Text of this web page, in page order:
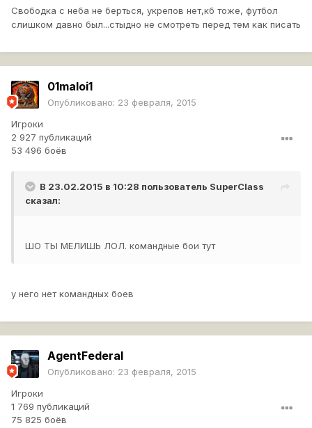
Свободка с неба не берться, укрепов нет,кб тоже, футбол
слишком давно был...стыдно не смотреть перед тем как писать
01maloi1
Опубликовано: 23 февраля, 2015
Игроки
2 927 публикаций
53 496 боёв
В 23.02.2015 в 10:28 пользователь SuperCIass
сказал:
ШО ТЫ МЕЛИШЬ ЛОЛ. командные бои тут
у него нет командных боев
AgentFederal
Опубликовано: 23 февраля, 2015
Игроки
1 769 публикаций
75 825 боёв